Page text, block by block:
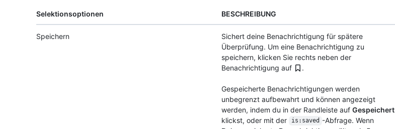
Selektionsoptionen BESCHREIBUNG
Speichern
Sichert deine Benachrichtigung für spätere
Überprüfung. Um eine Benachrichtigung zu
speichern, klicken Sie rechts neben der
Benachrichtigung auf
.
Gespeicherte Benachrichtigungen werden
unbegrenzt aufbewahrt und können angezeigt
werden, indem du in der Randleiste auf Gespeichert
klickst, oder mit der
is:saved -Abfrage. Wenn